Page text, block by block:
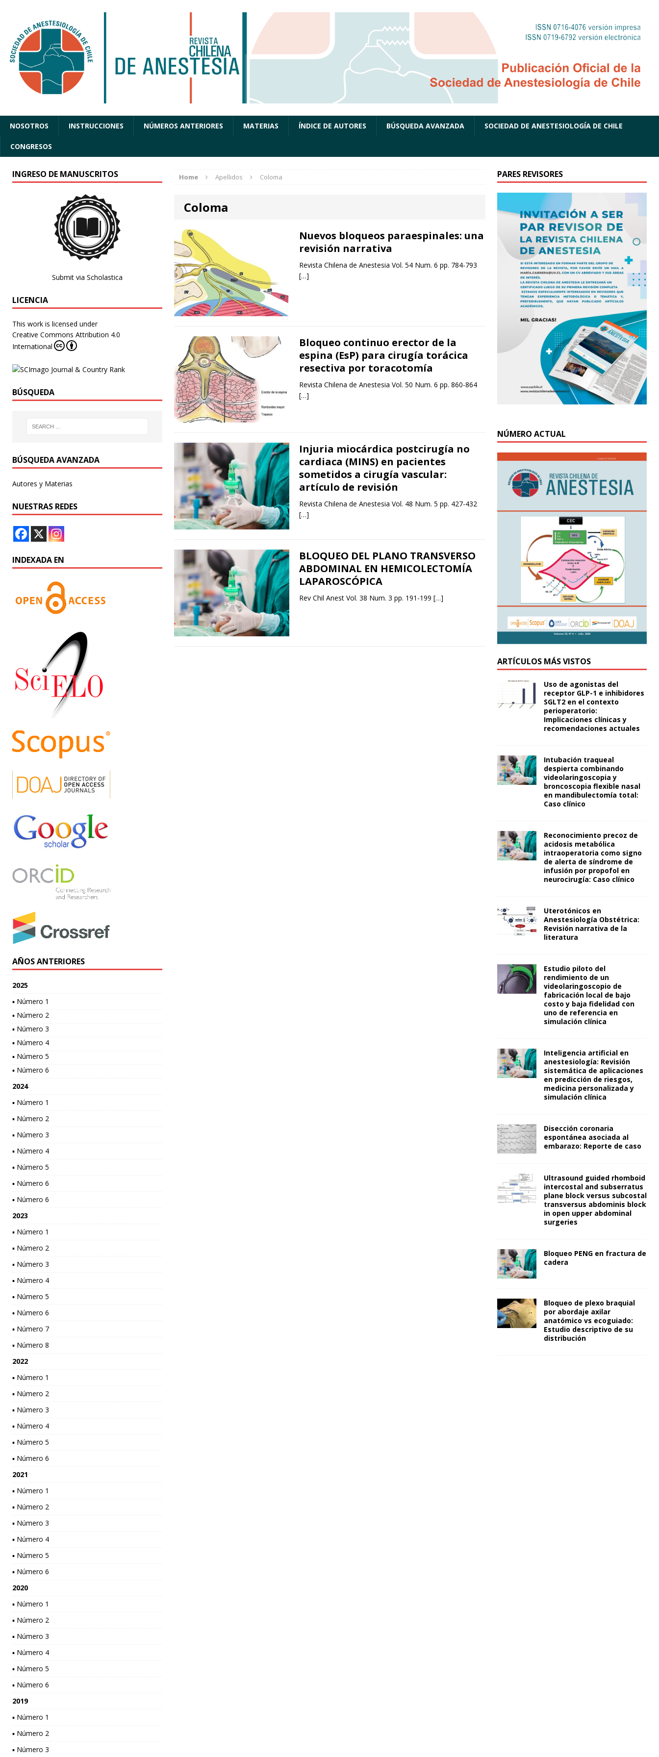
NOSOTROS INSTRUCCIONES NÚMEROS ANTERIORES MATERIAS ÍNDICE DE AUTORES BÚSQUEDA AVANZADA SOCIEDAD DE ANESTESIOLOGÍA DE CHILE
CONGRESOS
Home Apellidos Coloma
Coloma
Nuevos bloqueos paraespinales: una
revisión narrativa
Revista Chilena de Anestesia Vol. 54 Num. 6 pp. 784-793
[…]
Bloqueo continuo erector de la
espina (EsP) para cirugía torácica
resectiva por toracotomía
Revista Chilena de Anestesia Vol. 50 Num. 6 pp. 860-864
[…]
Injuria miocárdica postcirugía no
cardiaca (MINS) en pacientes
sometidos a cirugía vascular:
artículo de revisión
Revista Chilena de Anestesia Vol. 48 Num. 5 pp. 427-432
[…]
BLOQUEO DEL PLANO TRANSVERSO
ABDOMINAL EN HEMICOLECTOMÍA
LAPAROSCÓPICA
Rev Chil Anest Vol. 38 Num. 3 pp. 191-199 […]
INGRESO DE MANUSCRITOS
Submit via Scholastica
LICENCIA
This work is licensed under
Creative Commons Attribution 4.0
International
BÚSQUEDA
BÚSQUEDA AVANZADA
Autores y Materias
NUESTRAS REDES
INDEXADA EN
AÑOS ANTERIORES
2025
▪ Número 1
▪ Número 2
▪ Número 3
▪ Número 4
▪ Número 5
▪ Número 6
2024
▪ Número 1
▪ Número 2
▪ Número 3
▪ Número 4
▪ Número 5
▪ Número 6
▪ Número 6
2023
▪ Número 1
▪ Número 2
▪ Número 3
▪ Número 4
▪ Número 5
▪ Número 6
▪ Número 7
▪ Número 8
2022
▪ Número 1
▪ Número 2
▪ Número 3
▪ Número 4
▪ Número 5
▪ Número 6
2021
▪ Número 1
▪ Número 2
▪ Número 3
▪ Número 4
▪ Número 5
▪ Número 6
2020
▪ Número 1
▪ Número 2
▪ Número 3
▪ Número 4
▪ Número 5
▪ Número 6
2019
▪ Número 1
▪ Número 2
▪ Número 3
PARES REVISORES
NÚMERO ACTUAL
ARTÍCULOS MÁS VISTOS
Uso de agonistas del
receptor GLP-1 e inhibidores
SGLT2 en el contexto
perioperatorio:
Implicaciones clínicas y
recomendaciones actuales
Intubación traqueal
despierta combinando
videolaringoscopia y
broncoscopia flexible nasal
en mandibulectomía total:
Caso clínico
Reconocimiento precoz de
acidosis metabólica
intraoperatoria como signo
de alerta de síndrome de
infusión por propofol en
neurocirugía: Caso clínico
Uterotónicos en
Anestesiología Obstétrica:
Revisión narrativa de la
literatura
Estudio piloto del
rendimiento de un
videolaringoscopio de
fabricación local de bajo
costo y baja fidelidad con
uno de referencia en
simulación clínica
Inteligencia artificial en
anestesiología: Revisión
sistemática de aplicaciones
en predicción de riesgos,
medicina personalizada y
simulación clínica
Disección coronaria
espontánea asociada al
embarazo: Reporte de caso
Ultrasound guided rhomboid
intercostal and subserratus
plane block versus subcostal
transversus abdominis block
in open upper abdominal
surgeries
Bloqueo PENG en fractura de
cadera
Bloqueo de plexo braquial
por abordaje axilar
anatómico vs ecoguiado:
Estudio descriptivo de su
distribución